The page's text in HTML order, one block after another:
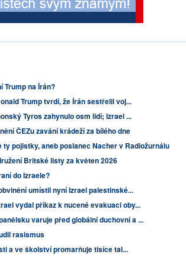
Trump na Írán?
Trump tvrdí, že Írán sestřelil voj...
Tyros zahynulo osm lidí; Izrael ...
ČEZu zavání krádeží za bílého dne
ty pojistky, aneb poslanec Nacher v Radiožurnálu
Britské listy za květen 2026
do Izraele?
umístil nyní Izrael palestinské...
vydal příkaz k nucené evakuaci oby...
varuje před globální duchovní a ...
rasismus
a ve školství promarňuje tisíce tal...